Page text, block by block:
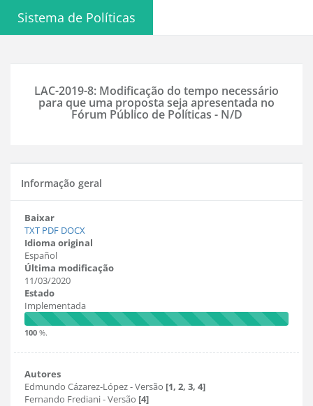
Sistema de Políticas
LAC-2019-8: Modificação do tempo necessário
para que uma proposta seja apresentada no
Fórum Público de Políticas - N/D
Informação geral
Baixar
TXT PDF DOCX
Idioma original
Español
Última modificação
11/03/2020
Estado
Implementada
100 %.
Autores
Edmundo Cázarez-López- Versão [1, 2, 3, 4]
Fernando Frediani- Versão [4]